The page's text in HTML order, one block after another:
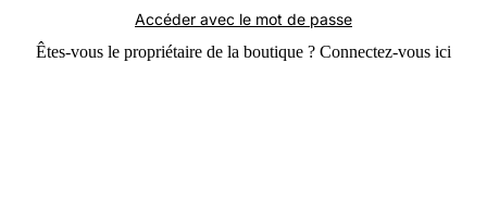
Accéder avec le mot de passe
Êtes-vous le propriétaire de la boutique ? Connectez-vous ici